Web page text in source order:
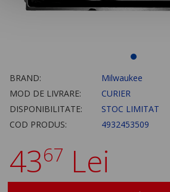
BRAND:
Milwaukee
MOD DE LIVRARE:
CURIER
DISPONIBILITATE:
STOC LIMITAT
COD PRODUS:
4932453509
4367 Lei